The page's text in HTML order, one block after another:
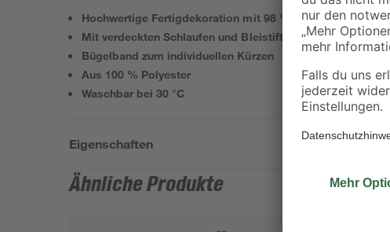
Hochwertige Fertigdekoration mit 98 % Verdunklungsgrad
Mit verdeckten Schlaufen und Bleistiftfaltenband
Bügelband zum individuellen Kürzen
Aus 100 % Polyester
Waschbar bei 30 °C
Eigenschaften
Ähnliche Produkte